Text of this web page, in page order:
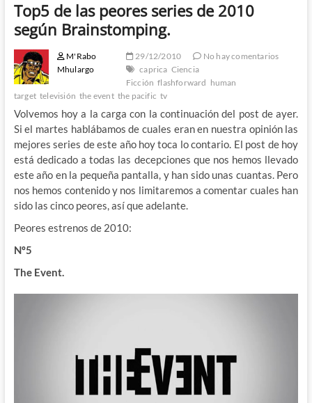
Top5 de las peores series de 2010
según Brainstomping.
M'Rabo
Mhulargo
29/12/2010
No hay comentarios
caprica Ciencia
Ficción flashforward human
target televisión the event the pacific tv
Volvemos hoy a la carga con la continuación del post de ayer.
Si el martes hablábamos de cuales eran en nuestra opinión las
mejores series de este año hoy toca lo contario. El post de hoy
está dedicado a todas las decepciones que nos hemos llevado
este año en la pequeña pantalla, y han sido unas cuantas. Pero
nos hemos contenido y nos limitaremos a comentar cuales han
sido las cinco peores, así que adelante.
Peores estrenos de 2010:
Nº5
The Event.